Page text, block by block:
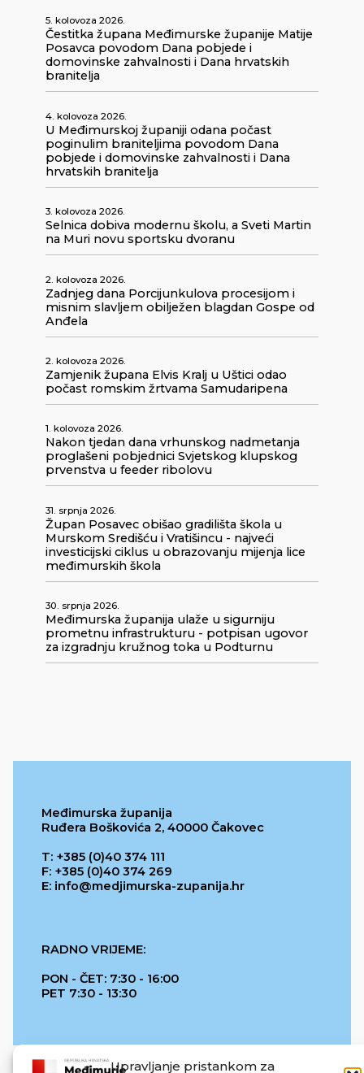
Upravljanje pristankom za
5. kolovoza 2026.
Čestitka župana Međimurske županije Matije
Posavca povodom Dana pobjede i
domovinske zahvalnosti i Dana hrvatskih
branitelja
4. kolovoza 2026.
U Međimurskoj županiji odana počast
poginulim braniteljima povodom Dana
pobjede i domovinske zahvalnosti i Dana
hrvatskih branitelja
3. kolovoza 2026.
Selnica dobiva modernu školu, a Sveti Martin
na Muri novu sportsku dvoranu
2. kolovoza 2026.
Zadnjeg dana Porcijunkulova procesijom i
misnim slavljem obilježen blagdan Gospe od
Anđela
2. kolovoza 2026.
Zamjenik župana Elvis Kralj u Uštici odao
počast romskim žrtvama Samudaripena
1. kolovoza 2026.
Nakon tjedan dana vrhunskog nadmetanja
proglašeni pobjednici Svjetskog klupskog
prvenstva u feeder ribolovu
31. srpnja 2026.
Župan Posavec obišao gradilišta škola u
Murskom Središću i Vratišincu - najveći
investicijski ciklus u obrazovanju mijenja lice
međimurskih škola
30. srpnja 2026.
Međimurska županija ulaže u sigurniju
prometnu infrastrukturu - potpisan ugovor
za izgradnju kružnog toka u Podturnu
Međimurska županija
Ruđera Boškovića 2, 40000 Čakovec
T: +385 (0)40 374 111
F: +385 (0)40 374 269
E: info@medjimurska-zupanija.hr
RADNO VRIJEME:
PON - ČET: 7:30 - 16:00
PET 7:30 - 13:30